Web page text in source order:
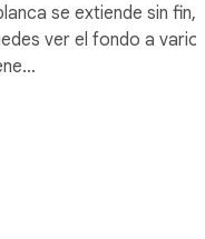
se extiende sin fin,
ver el fondo a